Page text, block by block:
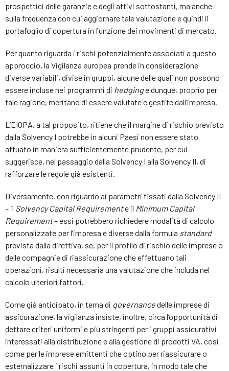
prospettici delle garanzie e degli attivi sottostanti, ma anche
sulla frequenza con cui aggiornare tale valutazione e quindi il
portafoglio di copertura in funzione dei movimenti di mercato.
Per quanto riguarda i rischi potenzialmente associati a questo
approccio, la Vigilanza europea prende in considerazione
diverse variabili, divise in gruppi, alcune delle quali non possono
essere incluse nei programmi di hedginge dunque, proprio per
tale ragione, meritano di essere valutate e gestite dall’impresa.
L’EIOPA, a tal proposito, ritiene che il margine di rischio previsto
dalla Solvency I potrebbe in alcuni Paesi non essere stato
attuato in maniera sufficientemente prudente, per cui
suggerisce, nel passaggio dalla Solvency I alla Solvency II, di
rafforzare le regole già esistenti.
Diversamente, con riguardo ai parametri fissati dalla Solvency II
– il SolvencyCapital Requiremente il Minimum Capital
Requirement– essi potrebbero richiedere modalità di calcolo
personalizzate per l’impresa e diverse dalla formula standard
prevista dalla direttiva, se, per il profilo di rischio delle imprese o
delle compagnie di riassicurazione che effettuano tali
operazioni, risulti necessaria una valutazione che includa nel
calcolo ulteriori fattori.
Come già anticipato, in tema di governancedelle imprese di
assicurazione, la vigilanza insiste, inoltre, circa l’opportunità di
dettare criteri uniformi e più stringenti per i gruppi assicurativi
interessati alla distribuzione e alla gestione di prodotti VA, così
come per le imprese emittenti che optino per riassicurare o
esternalizzare i rischi assunti in copertura, in modo tale che